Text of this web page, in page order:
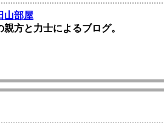
山部屋
方と力士によるブログ。